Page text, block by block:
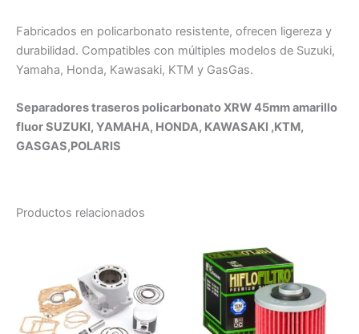
Fabricados en policarbonato resistente, ofrecen ligereza y
durabilidad. Compatibles con múltiples modelos de Suzuki,
Yamaha, Honda, Kawasaki, KTM y GasGas.
Separadores traseros policarbonato XRW 45mm amarillo
fluor SUZUKI, YAMAHA, HONDA, KAWASAKI ,KTM,
GASGAS,POLARIS
Productos relacionados